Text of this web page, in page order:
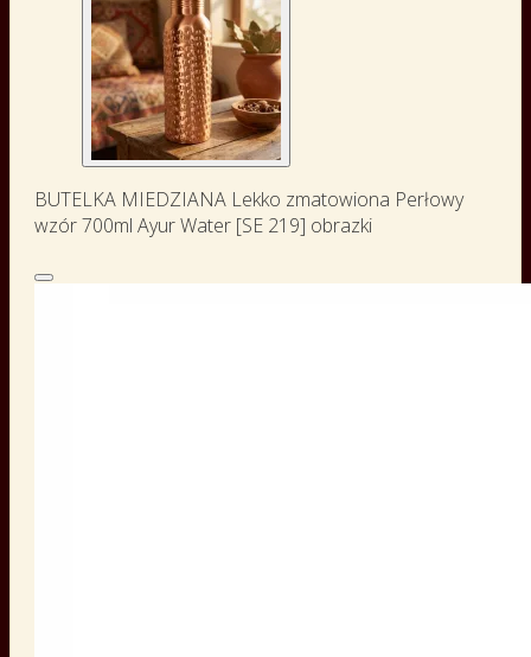
BUTELKA MIEDZIANA Lekko zmatowiona Perłowy
wzór 700ml Ayur Water [SE 219] obrazki